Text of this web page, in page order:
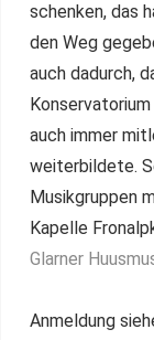
schenken, das
den Weg
auch dadurch,
auch immer
weiterbildete.
Musikgruppen
Kapelle
Glarner
Anmeldung